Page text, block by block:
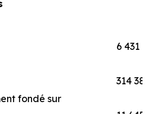
6 431
314 388
fondé sur